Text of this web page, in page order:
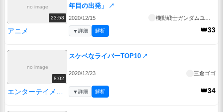
no image
23:58
年目の出発」
↗
2020/12/15
アニメ 👑33
▼詳細 解析
no image
8:02
スケベなライバーTOP10 ↗
2020/12/23 三倉ゴゴ
👑34
▼詳細 解析